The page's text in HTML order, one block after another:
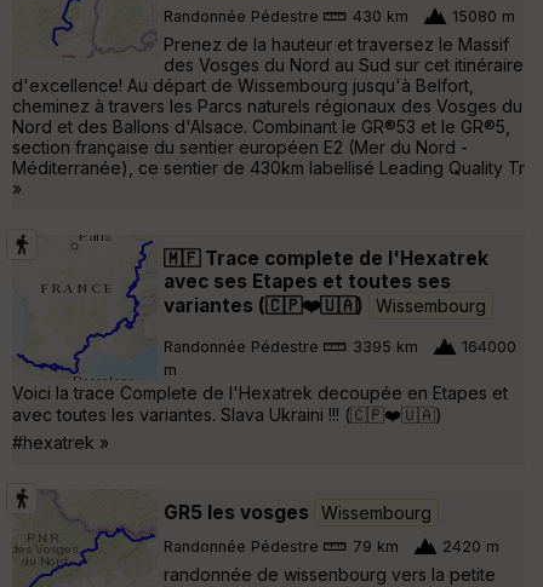
Randonnée Pédestre 430 km 15080 m
Prenez de la hauteur et traversez le Massif
des Vosges du Nord au Sud sur cet itinéraire
d'excellence! Au départ de Wissembourg jusqu'à Belfort,
cheminez à travers les Parcs naturels régionaux des Vosges du
Nord et des Ballons d'Alsace. Combinant le GR®53 et le GR®5,
section française du sentier européen E2 (Mer du Nord -
Méditerranée), ce sentier de 430km labellisé Leading Quality Tr
»
🇲🇫 Trace complete de l'Hexatrek
avec ses Etapes et toutes ses
variantes (🇨🇵❤️🇺🇦)
Wissembourg
Randonnée Pédestre 3395 km
164000
m
Voici la trace Complete de l'Hexatrek decoupée en Etapes et
avec toutes les variantes. Slava Ukraini !!! (🇨🇵❤️🇺🇦)
#hexatrek »
GR5 les vosges Wissembourg
Randonnée Pédestre 79 km 2420 m
randonnée de wissenbourg vers la petite